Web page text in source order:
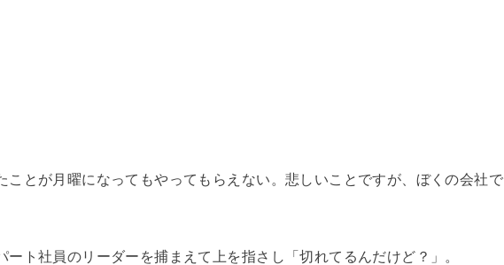
ことが月曜になってもやってもらえない。悲しいことですが、ぼくの会社で
ート社員のリーダーを捕まえて上を指さし「切れてるんだけど？」。